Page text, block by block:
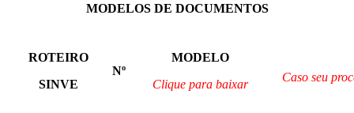
MODELOS DE DOCUMENTOS
ROTEIRO
SINVE
Nº
MODELO
Clique para baixar
Caso seu